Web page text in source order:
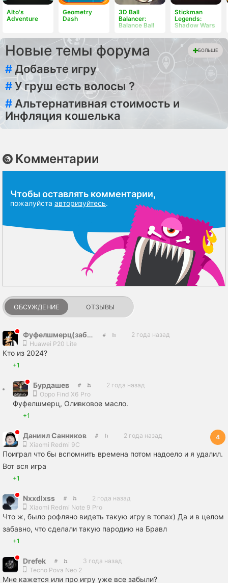
Alto's
Adventure
Geometry
Dash
3D Ball
Balancer:
Balance Ball
Stickman
Legends:
Shadow Wars
Новые темы форума БОЛЬШЕ
#Добавьте игру
#У груш есть волосы ?
# Альтернативная стоимость и
Инфляция кошелька
Комментарии
Чтобы оставлять комментарии,
пожалуйста авторизуйтесь.
ОБСУЖДЕНИЕ ОТЗЫВЫ
Фуфелшмерц(заброшенный акк)
2 года назад
Huawei P20 Lite
Кто из 2024?
+1
Бурдашев
2 года назад
Oppo Find X6 Pro
Фуфелшмерц, Оливковое масло.
+1
Даниил Санников
2 года назад
Xiaomi Redmi 9C
4
Поиграл что бы вспомнить времена потом надоело и я удалил.
Вот вся игра
+1
Nxxdlxss
2 года назад
Xiaomi Redmi Note 9 Pro
Что ж, было рофляно видеть такую игру в топах) Да и в целом
забавно, что сделали такую пародию на Бравл
+1
Drefek
3 года назад
Tecno Pova Neo 2
Мне кажется или про игру уже все забыли?